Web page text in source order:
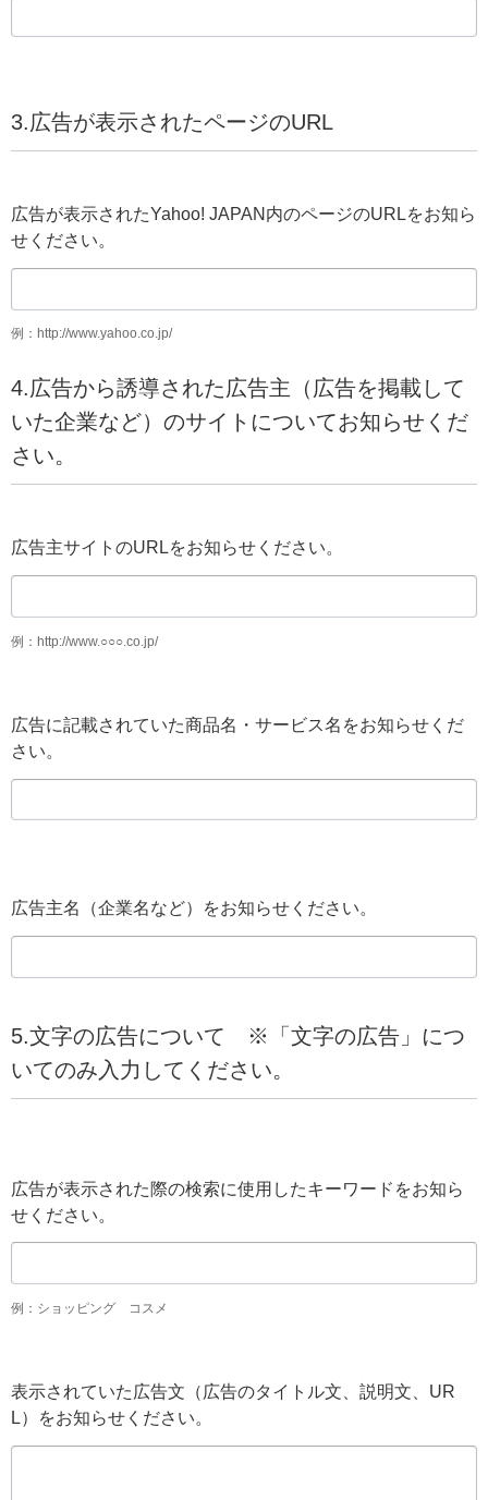
3.広告が表示されたページのURL
広告が表示されたYahoo! JAPAN内のページのURLをお知ら
せください。
例：http://www.yahoo.co.jp/
4.広告から誘導された広告主（広告を掲載して
いた企業など）のサイトについてお知らせくだ
さい。
広告主サイトのURLをお知らせください。
例：http://www.○○○.co.jp/
広告に記載されていた商品名・サービス名をお知らせくだ
さい。
広告主名（企業名など）をお知らせください。
5.文字の広告について ※「文字の広告」につ
いてのみ入力してください。
広告が表示された際の検索に使用したキーワードをお知ら
せください。
例：ショッピング コスメ
表示されていた広告文（広告のタイトル文、説明文、UR
L）をお知らせください。